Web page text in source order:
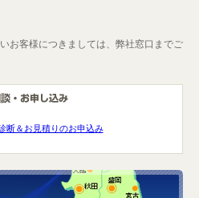
お客様につきましては、弊社窓口までご
断＆お見積りのお申込み